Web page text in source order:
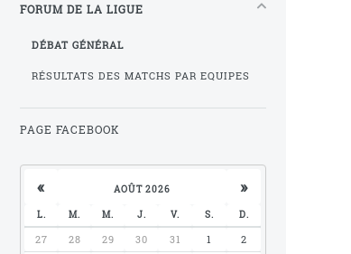
FORUM DE LA LIGUE
DÉBAT GÉNÉRAL
RÉSULTATS DES MATCHS PAR EQUIPES
PAGE FACEBOOK
« AOÛT 2026 »
L. M. M. J. V. S. D.
27 28 29 30 31 1
2